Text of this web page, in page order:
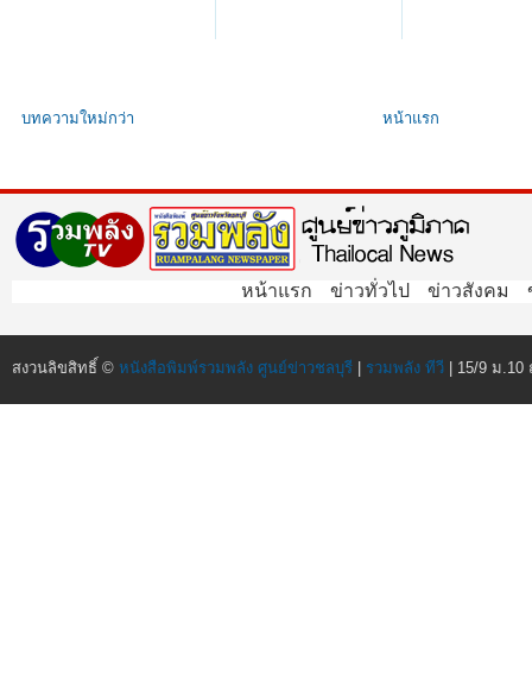
บทความใหม่กว่า หน้าแรก
หน้าแรก ข่าวทั่วไป ข่าวสังคม
สงวนลิขสิทธิ์ © หนังสือพิมพ์รวมพลัง ศูนย์ข่าวชลบุรี | รวมพลัง ทีวี | 15/9 ม.10